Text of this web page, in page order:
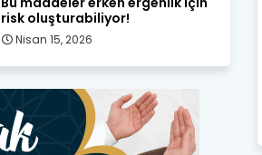
risk oluşturabiliyor!
Nisan 15, 2026